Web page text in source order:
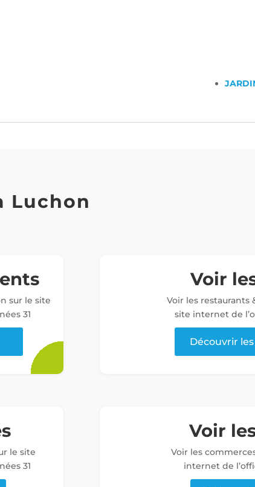
Luchon
sur le site
31
Voir
Voir les restaurants
site internet de
Découvrir
le site
31
Voir
Voir les
internet de